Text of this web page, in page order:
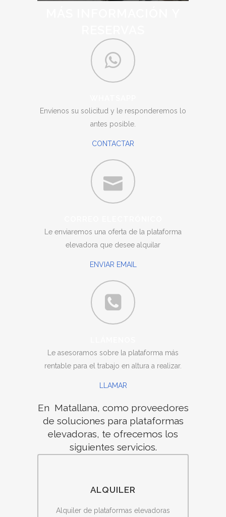
Envíenos su solicitud y le responderemos lo
antes posible.
CONTACTAR
Le enviaremos una oferta de la plataforma
elevadora que desee alquilar
ENVIAR EMAIL
Le asesoramos sobre la plataforma más
rentable para el trabajo en altura a realizar.
LLAMAR
En Matallana, como proveedores
de soluciones para plataformas
elevadoras, te ofrecemos los
siguientes servicios.
ALQUILER
Alquiler de plataformas elevadoras